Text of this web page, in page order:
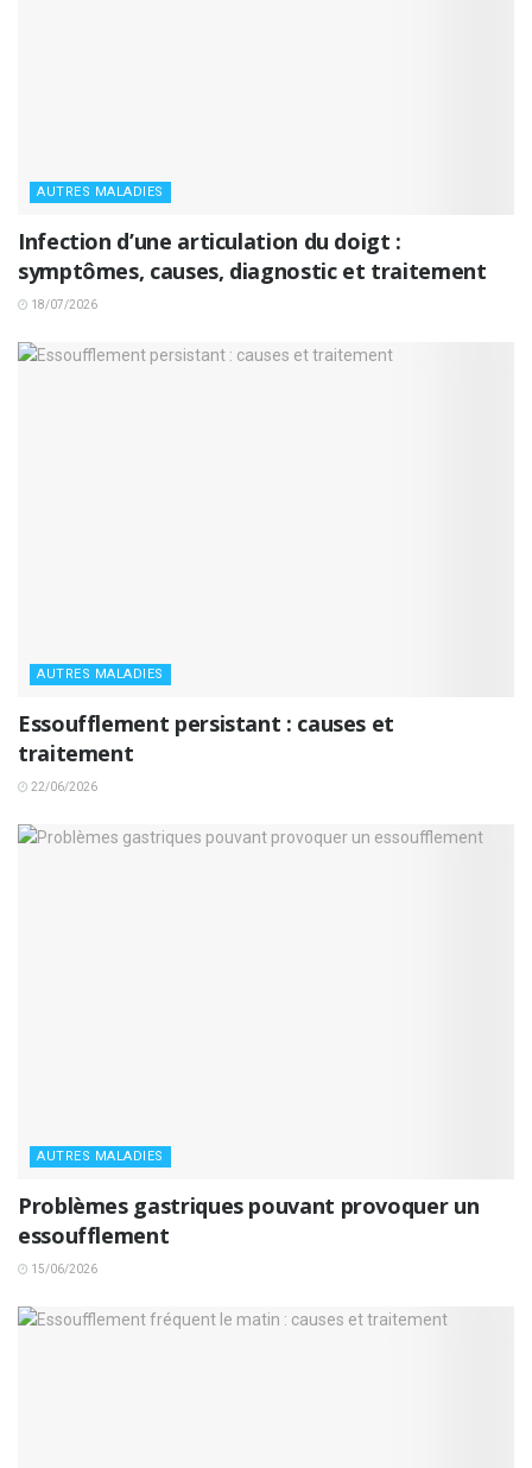
AUTRES MALADIES
Infection d’une articulation du doigt :
symptômes, causes, diagnostic et traitement
18/07/2026
AUTRES MALADIES
Essoufflement persistant : causes et
traitement
22/06/2026
AUTRES MALADIES
Problèmes gastriques pouvant provoquer un
essoufflement
15/06/2026